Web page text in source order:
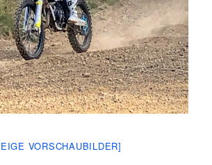
VORSCHAUBILDER]